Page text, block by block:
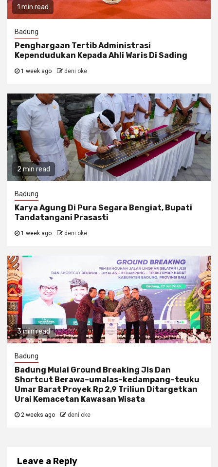
1 min read
Badung
Penghargaan Tertib Administrasi
Kependudukan Kepada Ahli Waris Di Sading
1 week ago deni oke
2 min read
Badung
Karya Agung Di Pura Segara Bengiat, Bupati
Tandatangani Prasasti
1 week ago deni oke
3 min read
Badung
Badung Mulai Ground Breaking Jls Dan
Shortcut Berawa–umalas–kedampang–teuku
Umar Barat Proyek Rp 2,9 Triliun Ditargetkan
Urai Kemacetan Kawasan Wisata
2 weeks ago deni oke
Leave a Reply